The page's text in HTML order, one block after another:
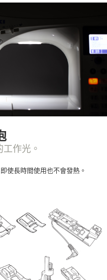
作光。
使長時間使用也不會發熱。